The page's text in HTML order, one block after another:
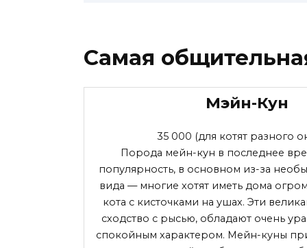
Самая
Мэйн-Кун
35 000 (для котят разного
Порода мейн-кун в последнее
популярность, в основном из-за
вида — многие хотят иметь дома
кота с кисточками на ушах. Эти
сходство с рысью, обладают очень
спокойным характером. Мейн-куны